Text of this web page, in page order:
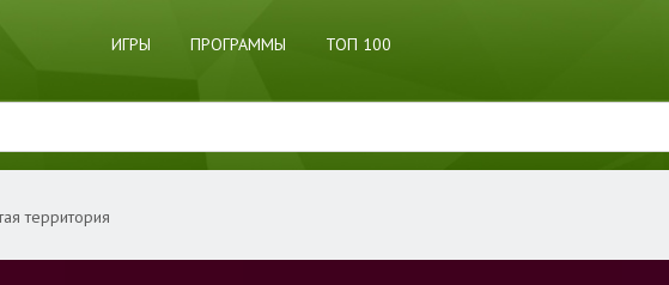
ИГРЫ ПРОГРАММЫ ТОП 100
территория